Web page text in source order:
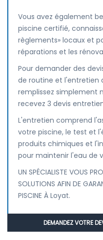
Vous avez également
piscine certifié,
règlements» locaux et
réparations et les
Pour demander des
de routine et l'entretien
remplissez simplement
recevez 3 devis
L'entretien comprend
votre piscine, le test et
produits chimiques et
pour maintenir l'eau de
UN SPÉCIALISTE VOUS
SOLUTIONS AFIN DE
PISCINE À Loyat.
DEMANDEZ VOTRE